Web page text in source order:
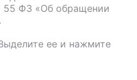
55 ФЗ «Об обращении
ее и нажмите